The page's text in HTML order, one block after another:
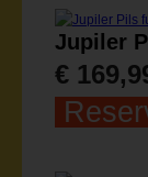
Jupiler
€